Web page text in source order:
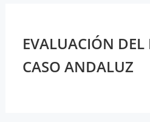
EVALUACIÓN
CASO ANDALUZ